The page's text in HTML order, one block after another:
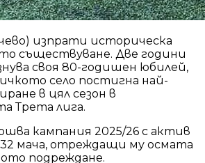
изпрати историческа
съществуване. Две години
своя 80-годишен юбилей,
село постигна най-
в цял сезон в
Трета лига.
кампания 2025/26 с актив
мача, отреждащи му осмата
подреждане.